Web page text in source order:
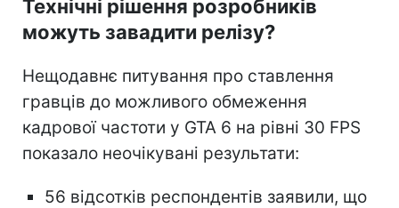
Технічні рішення розробників
можуть завадити релізу?
Нещодавнє питування про ставлення
гравців до можливого обмеження
кадрової частоти у GTA 6 на рівні 30 FPS
показало неочікувані результати:
56 відсотків респондентів заявили, що